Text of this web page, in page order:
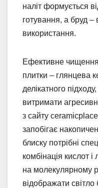
наліт формується
готування, а бруд –
використання.
Ефективне чищення
плитки – глянцева
делікатного
витримати
з сайту
запобігає
блиску потрібні
комбінація кислот
на молекулярному
відображати